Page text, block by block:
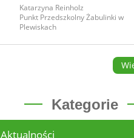
Katarzyna Reinholz
Punkt Przedszkolny Żabulinki w
Plewiskach
Kategorie
Aktualności